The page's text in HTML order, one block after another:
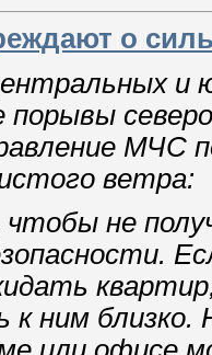
о
и
МЧС
ветра:
не
к ним